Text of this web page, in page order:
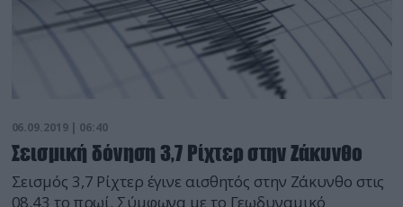
06.09.2019 | 06:40
Σεισμική δόνηση 3,7 Ρίχτερ στην Ζάκυνθο
Σεισμός 3,7 Ρίχτερ έγινε αισθητός στην Ζάκυνθο στις
08.43 το πρωί. Σύμφωνα με το Γεωδυναμικό